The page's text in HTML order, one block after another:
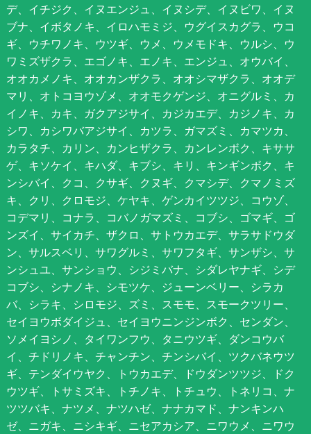
デ、イチジク、イヌエンジュ、イヌシデ、イヌビワ、イヌ
ブナ、イボタノキ、イロハモミジ、ウグイスカグラ、ウコ
ギ、ウチワノキ、ウツギ、ウメ、ウメモドキ、ウルシ、ウ
ワミズザクラ、エゴノキ、エノキ、エンジュ、オウバイ、
オオカメノキ、オオカンザクラ、オオシマザクラ、オオデ
マリ、オトコヨウゾメ、オオモクゲンジ、オニグルミ、カ
イノキ、カキ、ガクアジサイ、カジカエデ、カジノキ、カ
シワ、カシワバアジサイ、カツラ、ガマズミ、カマツカ、
カラタチ、カリン、カンヒザクラ、カンレンボク、キササ
ゲ、キソケイ、キハダ、キブシ、キリ、キンギンボク、キ
ンシバイ、クコ、クサギ、クヌギ、クマシデ、クマノミズ
キ、クリ、クロモジ、ケヤキ、ゲンカイツツジ、コウゾ、
コデマリ、コナラ、コバノガマズミ、コブシ、ゴマギ、ゴ
ンズイ、サイカチ、ザクロ、サトウカエデ、サラサドウダ
ン、サルスベリ、サワグルミ、サワフタギ、サンザシ、サ
ンシュユ、サンショウ、シジミバナ、シダレヤナギ、シデ
コブシ、シナノキ、シモツケ、ジューンベリー、シラカ
バ、シラキ、シロモジ、ズミ、スモモ、スモークツリー、
セイヨウボダイジュ、セイヨウニンジンボク、センダン、
ソメイヨシノ、タイワンフウ、タニウツギ、ダンコウバ
イ、チドリノキ、チャンチン、チンシバイ、ツクバネウツ
ギ、テンダイウヤク、トウカエデ、ドウダンツツジ、ドク
ウツギ、トサミズキ、トチノキ、トチュウ、トネリコ、ナ
ツツバキ、ナツメ、ナツハゼ、ナナカマド、ナンキンハ
ゼ、ニガキ、ニシキギ、ニセアカシア、ニワウメ、ニワウ